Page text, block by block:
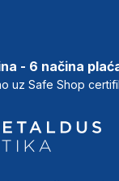
- 6 načina
uz Safe Shop